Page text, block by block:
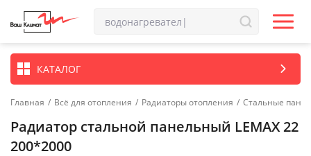
КАТАЛОГ
Главная / Всё для отопления / Радиаторы отопления / Стальные
Радиатор стальной панельный LEMAX 22
200*2000